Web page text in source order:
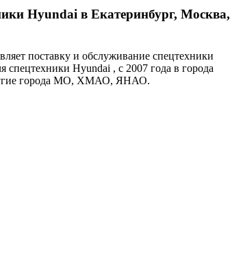
Hyundai в Екатеринбург, Москва,
поставку и обслуживание спецтехники
спецтехники Hyundai , с 2007 года в города
города МО, ХМАО, ЯНАО.